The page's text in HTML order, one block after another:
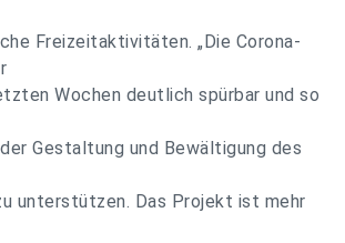
Freizeitaktivitäten. „Die Corona-
Wochen deutlich spürbar und so
Gestaltung und Bewältigung des
unterstützen. Das Projekt ist mehr